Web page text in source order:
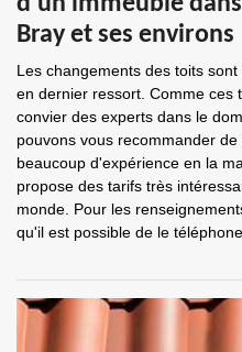
Bray et ses environs
Les changements des toits
en dernier ressort. Comme ces
convier des experts dans le
pouvons vous recommander
beaucoup d'expérience en la
propose des tarifs très
monde. Pour les
qu'il est possible de le